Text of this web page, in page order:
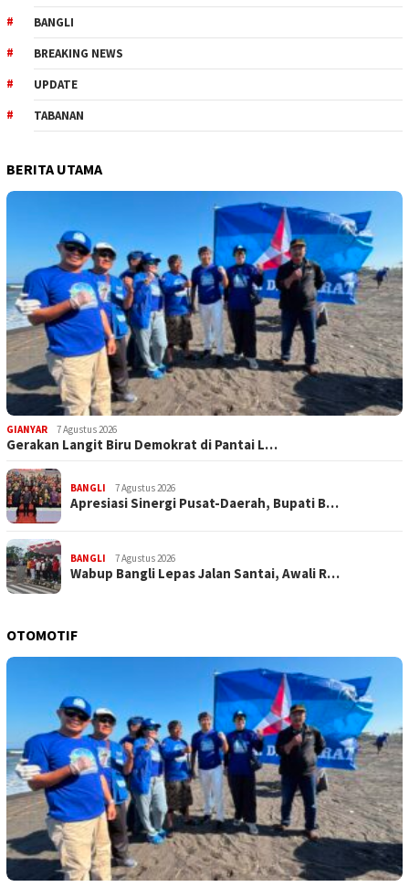
BANGLI
BREAKING NEWS
UPDATE
TABANAN
BERITA UTAMA
GIANYAR 7 Agustus 2026
Gerakan Langit Biru Demokrat di Pantai L…
BANGLI 7 Agustus 2026
Apresiasi Sinergi Pusat-Daerah, Bupati B…
BANGLI 7 Agustus 2026
Wabup Bangli Lepas Jalan Santai, Awali R…
OTOMOTIF